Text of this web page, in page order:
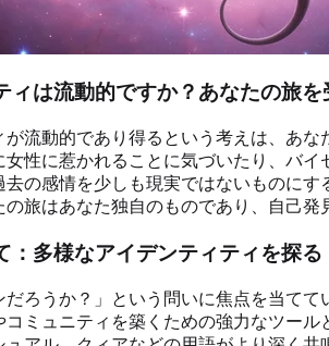
ィは流動的ですか？あなたの旅を
が流動的であり得るという考えは、あ
性に惹かれることに気づいたり、バ
去の感情を少しも現実ではないものに
の旅はあなた独自のものであり、自己発
：多様なアイデンティティを探る
だろうか？」という問いに焦点を当て
コミュニティを築くための強力なツー